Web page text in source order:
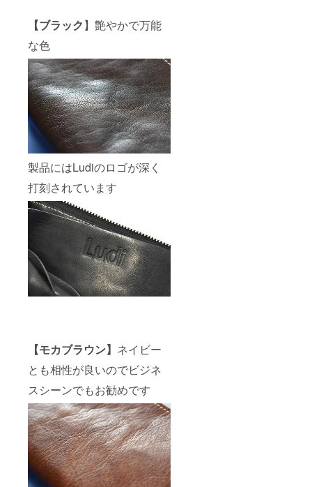
【ブラック】艶やかで万能
な色
製品にはLudiのロゴが深く
打刻されています
【モカブラウン】 ネイビー
とも相性が良いのでビジネ
スシーンでもお勧めです